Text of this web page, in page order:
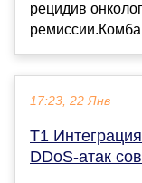
рецидив
17:23, 22 Янв
Т1
DDoS-атак